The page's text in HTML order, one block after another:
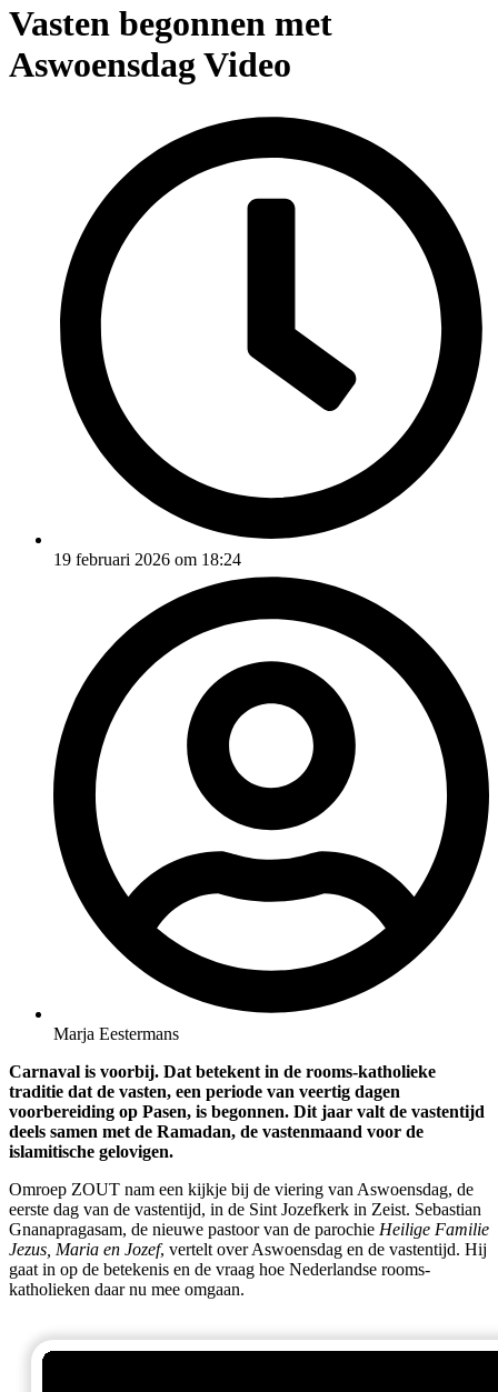
Vasten begonnen met
AswoensdagVideo
19 februari 2026 om 18:24
Marja Eestermans
Carnaval is voorbij. Dat betekent in de rooms-katholieke
traditie dat de vasten, een periode van veertig dagen
voorbereiding op Pasen, is begonnen. Dit jaar valt de vastentijd
deels samen met de Ramadan, de vastenmaand voor de
islamitische gelovigen.
Omroep ZOUT nam een kijkje bij de viering van Aswoensdag, de
eerste dag van de vastentijd, in de Sint Jozefkerk in Zeist. Sebastian
Gnanapragasam, de nieuwe pastoor van de parochie Heilige Familie
Jezus, Maria en Jozef, vertelt over Aswoensdag en de vastentijd. Hij
gaat in op de betekenis en de vraag hoe Nederlandse rooms-
katholieken daar nu mee omgaan.